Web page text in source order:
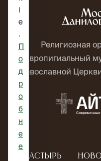
Религиозная
ставропигиальный
Православной
Монастырь
i
e
.
П
о
д
р
о
б
н
е
е